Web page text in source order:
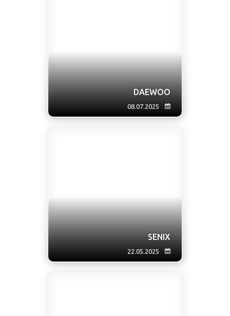
DAEWOO
08.07.2025
SENIX
22.05.2025